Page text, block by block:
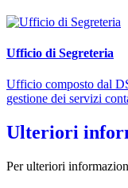
Ufficio di Segreteria
Ufficio composto dal
gestione dei servizi
Ulteriori
Per ulteriori